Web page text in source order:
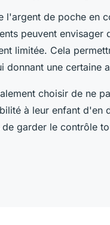
l'argent de poche en
peuvent
limitée. Cela
donnant une certaine
choisir de ne
à leur enfant d'en
garder le contrôle